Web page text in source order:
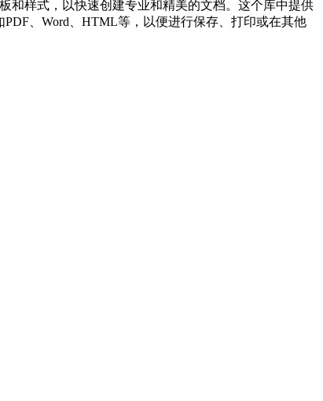
和样式，以快速创建专业和精美的文档。这个库中提供
、Word、HTML等，以便进行保存、打印或在其他